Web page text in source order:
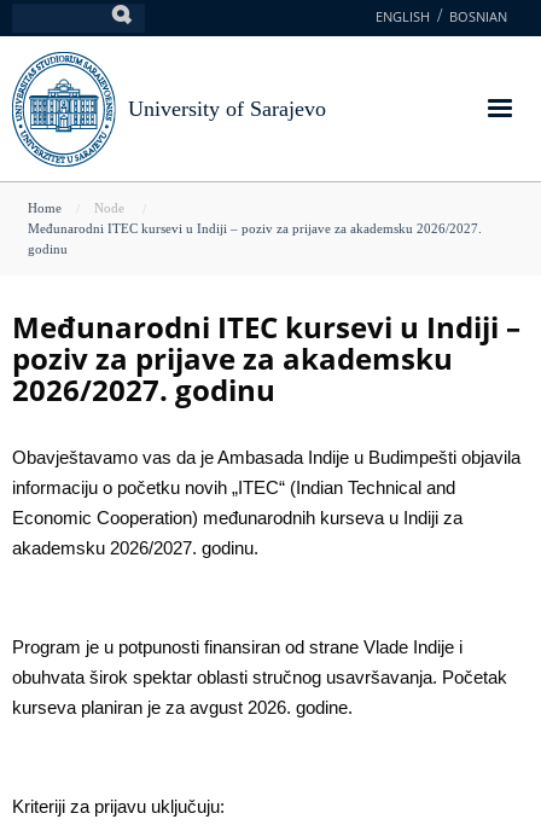
to
main
content
ENGLISH BOSNIAN
University of Sarajevo
You
are
Home
Node
Međunarodni ITEC kursevi u Indiji – poziv za prijave za akademsku 2026/2027.
godinu
Međunarodni ITEC kursevi u Indiji –
poziv za prijave za akademsku
2026/2027. godinu
Obavještavamo vas da je Ambasada Indije u Budimpešti objavila
informaciju o početku novih „ITEC“ (Indian Technical and
Economic Cooperation) međunarodnih kurseva u Indiji za
akademsku 2026/2027. godinu.
Program je u potpunosti finansiran od strane Vlade Indije i
obuhvata širok spektar oblasti stručnog usavršavanja. Početak
kurseva planiran je za avgust 2026. godine.
Kriteriji za prijavu uključuju: